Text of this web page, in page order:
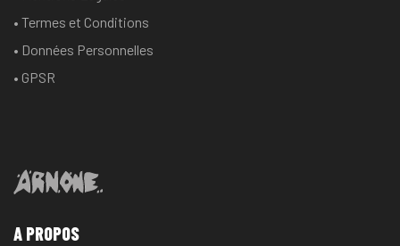
• Termes et Conditions
• Données Personnelles
• GPSR
A PROPOS